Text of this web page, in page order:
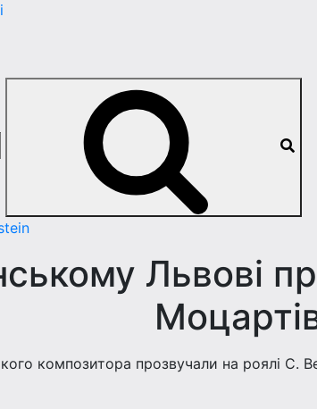
Львові
композитора прозвучали на роялі C.